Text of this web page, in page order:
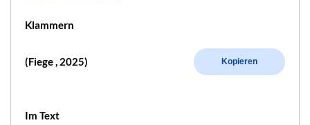
Klammern
(Fiege , 2025) Kopieren
Im Text